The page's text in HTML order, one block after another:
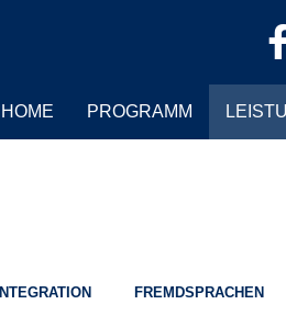
HOME PROGRAMM
INTEGRATION FREMDSPRACHEN